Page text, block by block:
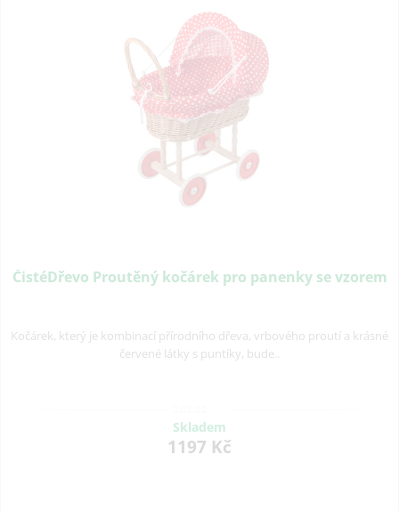
ČistéDřevo Proutěný kočárek pro panenky se vzorem
Kočárek, který je kombinací přírodního dřeva, vrbového proutí a krásné
červené látky s puntíky, bude..
Skladem
1197 Kč